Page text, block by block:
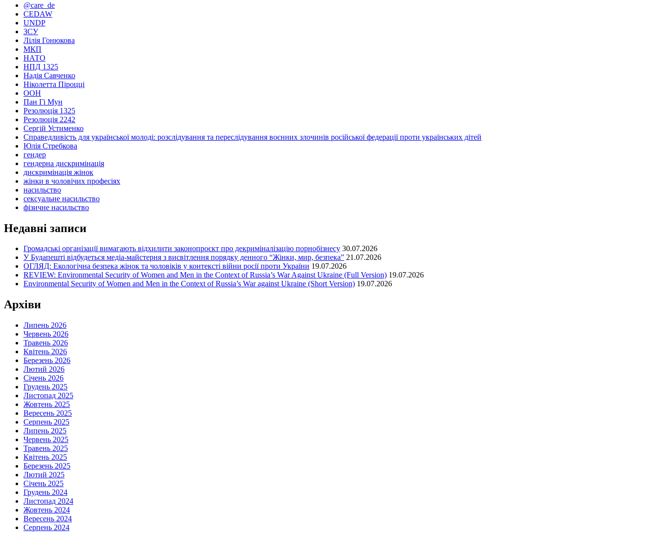
@care_de
CEDAW
UNDP
ЗСУ
Лілія Гонюкова
МКП
НАТО
НПД 1325
Надія Савченко
Ніколетта Піроцці
ООН
Пан Гі Мун
Резолюція 1325
Резолюція 2242
Сергій Устименко
Справедливість для української молоді: розслідування та переслідування воєнних злочинів російської федерації проти українських дітей
Юлія Стребкова
гендер
гендерна дискримінація
дискримінація жінок
жінки в чоловічих професіях
насильство
сексуальне насильство
фізичне насильство
Недавні записи
Громадські організації вимагають відхилити законопроєкт про декриміналізацію порнобізнесу 30.07.2026
У Будапешті відбудеться медіа-майстерня з висвітлення порядку денного “Жінки, мир, безпека” 21.07.2026
ОГЛЯД: Екологічна безпека жінок та чоловіків у контексті війни росії проти України 19.07.2026
REVIEW: Environmental Security of Women and Men in the Context of Russia’s War Against Ukraine (Full Version) 19.07.2026
Environmental Security of Women and Men in the Context of Russia’s War against Ukraine (Short Version) 19.07.2026
Архіви
Липень 2026
Червень 2026
Травень 2026
Квітень 2026
Березень 2026
Лютий 2026
Січень 2026
Грудень 2025
Листопад 2025
Жовтень 2025
Вересень 2025
Серпень 2025
Липень 2025
Червень 2025
Травень 2025
Квітень 2025
Березень 2025
Лютий 2025
Січень 2025
Грудень 2024
Листопад 2024
Жовтень 2024
Вересень 2024
Серпень 2024